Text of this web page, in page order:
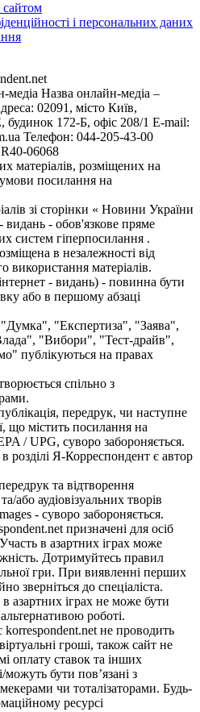
сайтом
і персональних даних
медіа Назва онлайн-медіа –
02091, місто Київ,
172-Б, офіс 208/1 E-mail:
Телефон: 044-205-43-00
R40-06068
матеріалів, розміщених на
умови посилання на
зі сторінки « Новини України
- видань - обов'язкове пряме
систем гіперпосилання .
в незалежності від
використання матеріалів.
- видань) - повинна бути
або в першому абзаці
"Експертиза", "Заява",
"Вибори", "Тест-драйв",
публікуються на правах
спільно з
передрук, чи наступне
що містить посилання на
/ UPG, суворо забороняється.
розділі Я-Корреспондент є автор
та відтворення
або аудіовізуальних творів
- суворо забороняється.
призначені для осіб
в азартних іграх може
Дотримуйтесь правил
гри. При виявленні перших
зверніться до спеціаліста.
азартних іграх не може бути
роботі.
не проводить
гроші, також сайт не
оплату ставок та інших
можуть бути пов’язані з
чи тоталізаторами. Будь-
ресурсі